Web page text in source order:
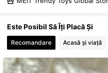
Este Posibil Să Îți Placă Și
Recomandare Acasă și viață